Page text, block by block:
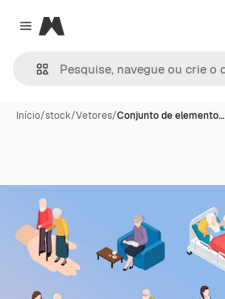
Close menu
Magnific
Início/stock/Vetores/Conjunto de elemento…